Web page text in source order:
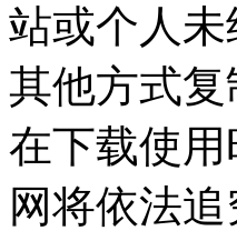
站或个人
其他方式
在下载使
网将依法追